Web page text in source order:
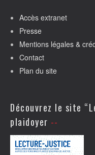
Accès extranet
Presse
Mentions légales &
Contact
Plan du site
Découvrez le site
plaidoyer